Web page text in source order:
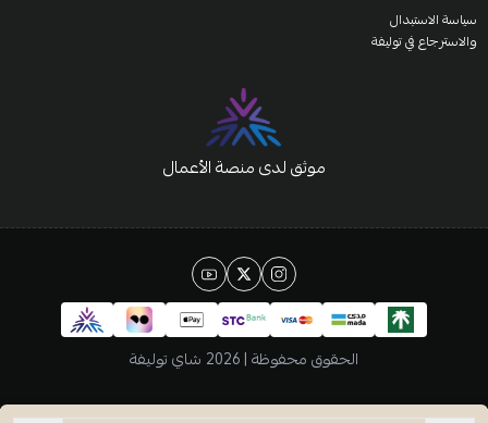
سياسة الاستبدال
والاسترجاع في توليفة
موثق لدى منصة الأعمال
الحقوق محفوظة | 2026 شاي توليفة